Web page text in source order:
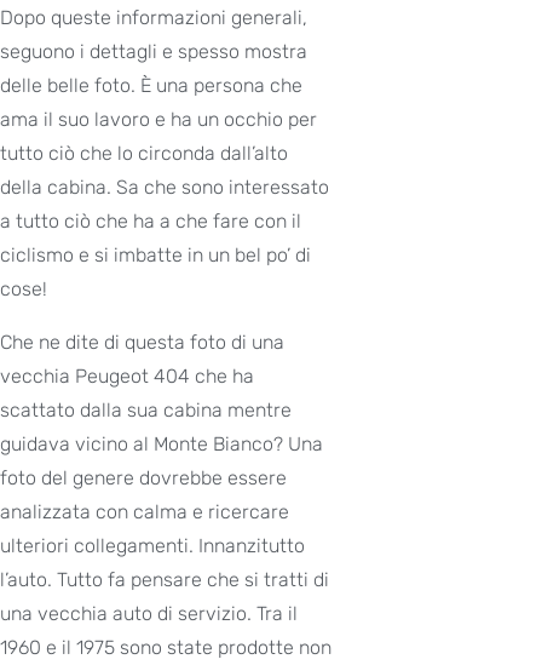
Dopo queste informazioni generali,
seguono i dettagli e spesso mostra
delle belle foto. È una persona che
ama il suo lavoro e ha un occhio per
tutto ciò che lo circonda dall’alto
della cabina. Sa che sono interessato
a tutto ciò che ha a che fare con il
ciclismo e si imbatte in un bel po’ di
cose!
Che ne dite di questa foto di una
vecchia Peugeot 404 che ha
scattato dalla sua cabina mentre
guidava vicino al Monte Bianco? Una
foto del genere dovrebbe essere
analizzata con calma e ricercare
ulteriori collegamenti. Innanzitutto
l’auto. Tutto fa pensare che si tratti di
una vecchia auto di servizio. Tra il
1960 e il 1975 sono state prodotte non